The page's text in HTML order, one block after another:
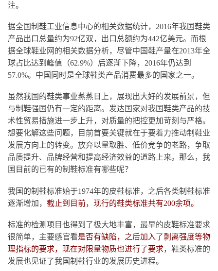
注。
据全国制鞋工业信息中心的相关数据统计， 2016年我国鞋类
产品出口总量约为92亿双，出口总额约为442亿美元。而根
据全球鞋业网的相关数据分析，尽管中国鞋产量在2013年全
球占比达到峰值（62.9%）后逐渐下降，2016年仍达到
57.0%。中国 同时是全球鞋类产品消费最多的国家之一。
虽然我国的鞋类事业蒸蒸日上，展现出大好的发展前景， 但
与制鞋强国仍有一定的距离。 发达国家对我国鞋类产品的技
术性贸易措施进一步上升，对质量的把控更加苛刻与严格。
想要化解这些问题，目前首要关键就在于要着力推动制鞋业
发展方向上的转变。放弃以量取胜、低价竞争的老路， 争取
品质提升、品牌经营和提高经济效益的道路上来。那么，我
国目前的已有的制鞋标准有哪些呢？
我国的制鞋标准始于1974年的皮鞋标准，之后各类制鞋标准
逐渐增加， 截止到目前，现行的鞋类标准共有200余项。
标准的检测项目也得到了极大地丰富，最早的皮鞋标准要求
很简单，主要感官看是否有缺陷，之后加入了剥离强度等物
理指标的要求，现在对限量物质也进行了要求，鞋类标准的
发展也见证了我国制鞋行业的发展历史进程。